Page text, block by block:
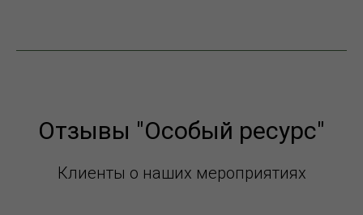
Отзывы "Особый ресурс"
Клиенты о наших мероприятиях